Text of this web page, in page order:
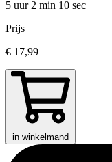
5 uur 2 min 10 sec
Prijs
€ 17,99
in winkelmand